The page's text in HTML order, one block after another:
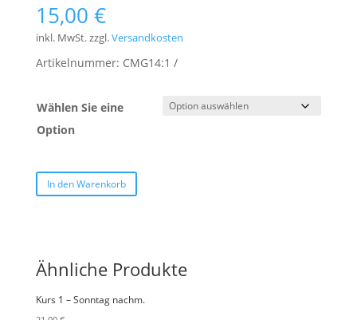
15,00 €
inkl. MwSt.zzgl.Versandkosten
Artikelnummer: CMG14:1
Wählen Sie eine
Option
In den Warenkorb
Ähnliche Produkte
Kurs 1 – Sonntag nachm.